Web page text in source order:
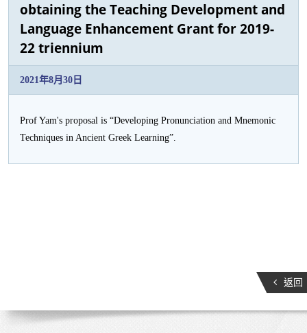
obtaining the Teaching Development and
Language Enhancement Grant for 2019-
22 triennium
2021年8月30日
Prof Yam's proposal is “Developing Pronunciation and Mnemonic
Techniques in Ancient Greek Learning”.
返回